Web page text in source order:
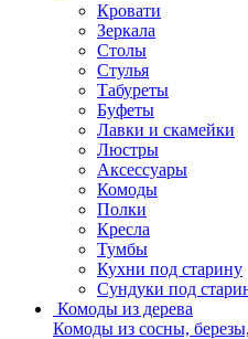
Кровати
Зеркала
Столы
Стулья
Табуреты
Буфеты
Лавки и скамейки
Люстры
Аксессуары
Комоды
Полки
Кресла
Тумбы
Кухни под старину
Сундуки под
Комоды из дерева
Комоды из сосны,